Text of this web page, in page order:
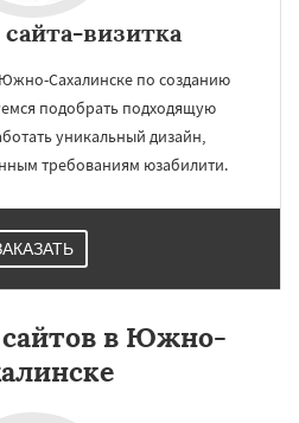
визитка
Сахалинске по созданию
подобрать подходящую
уникальный дизайн,
требованиям юзабилити.
сайтов в Южно-